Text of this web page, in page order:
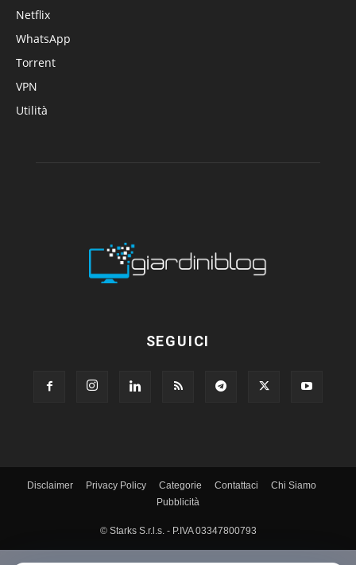
Netflix
WhatsApp
Torrent
VPN
Utilità
SEGUICI
Disclaimer Privacy Policy Categorie Contattaci
Chi Siamo
Pubblicità
© Starks S.r.l.s. - P.IVA 03347800793